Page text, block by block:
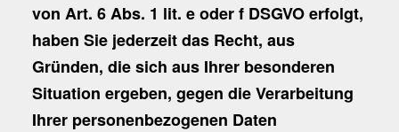
von Art. 6 Abs. 1 lit. e oder f DSGVO erfolgt,
haben Sie jederzeit das Recht, aus
Gründen, die sich aus Ihrer besonderen
Situation ergeben, gegen die Verarbeitung
Ihrer personenbezogenen Daten